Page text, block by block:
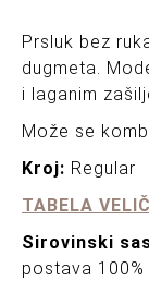
Prsluk bez
dugmeta.
i laganim
Može se
Kroj: Regular
TABELA
Sirovinski
postava